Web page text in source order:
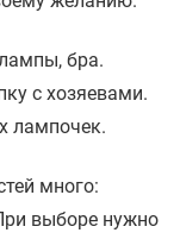
бра.
с хозяевами.
лампочек.
много:
выборе нужно